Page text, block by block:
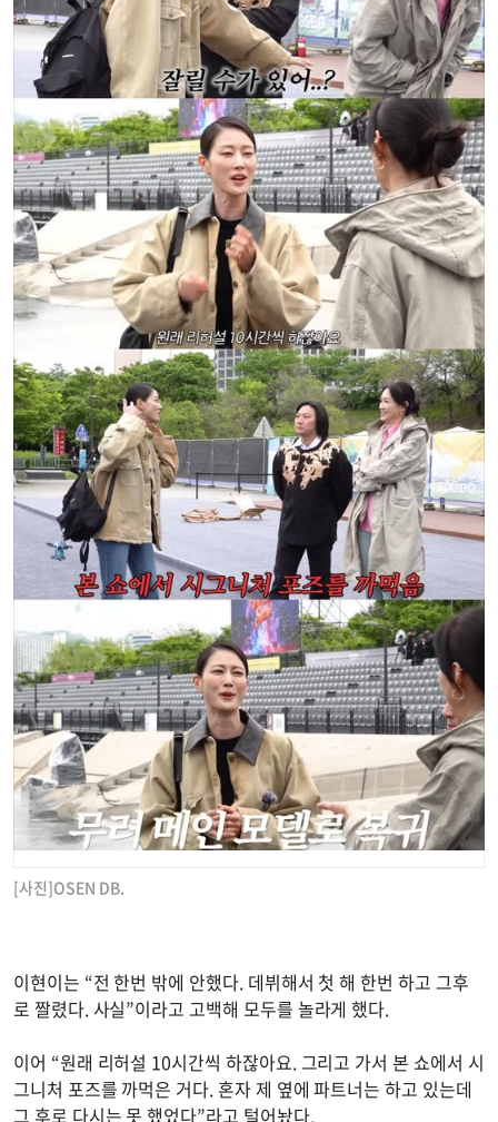
[사진]OSEN DB.
이현이는 “전 한번 밖에 안했다. 데뷔해서 첫 해 한번 하고 그후
로 짤렸다. 사실”이라고 고백해 모두를 놀라게 했다.
이어 “원래 리허설 10시간씩 하잖아요. 그리고 가서 본 쇼에서 시
그니처 포즈를 까먹은 거다. 혼자 제 옆에 파트너는 하고 있는데
그 후로 다시는 못 했었다”라고 털어놨다.